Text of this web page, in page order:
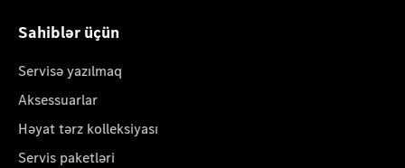
Sahiblər üçün
Servisə yazılmaq
Aksessuarlar
Həyat tərz kolleksiyası
Servis paketləri